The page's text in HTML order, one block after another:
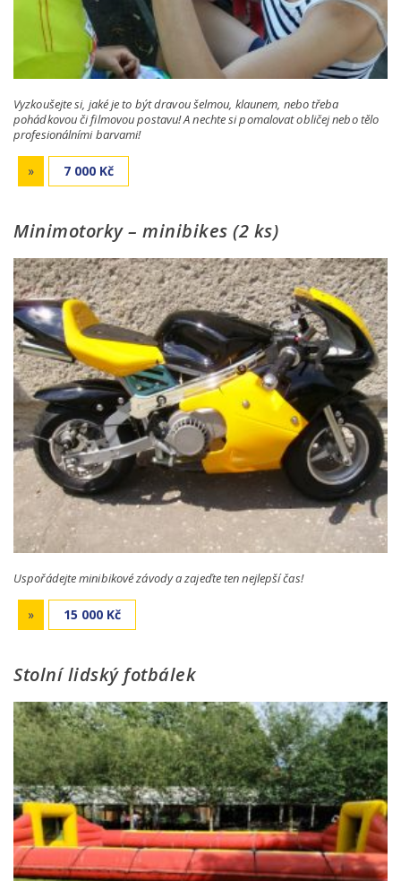
Vyzkoušejte si, jaké je to být dravou šelmou, klaunem, nebo třeba
pohádkovou či filmovou postavu! A nechte si pomalovat obličej nebo tělo
profesionálními barvami!
» 7 000 Kč
Minimotorky – minibikes (2 ks)
Uspořádejte minibikové závody a zajeďte ten nejlepší čas!
» 15 000 Kč
Stolní lidský fotbálek